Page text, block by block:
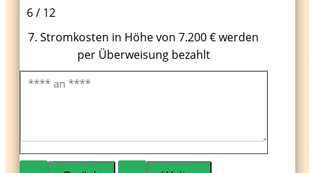
6 / 12
7. Stromkosten in Höhe von 7.200 € werden
per Überweisung bezahlt